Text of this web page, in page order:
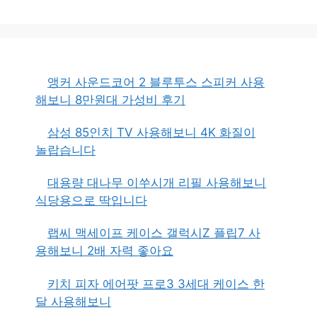
앵커 사운드코어 2 블루투스 스피커 사용
해보니 8만원대 가성비 후기
삼성 85인치 TV 사용해보니 4K 화질이
놀랍습니다
대용량 대나무 이쑤시개 리필 사용해보니
식당용으로 딱입니다
랩씨 맥세이프 케이스 갤럭시Z 플립7 사
용해보니 2배 자력 좋아요
키치 피자 에어팟 프로3 3세대 케이스 한
달 사용해보니